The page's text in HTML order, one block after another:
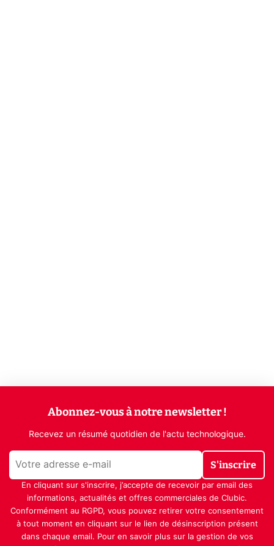
Abonnez-vous à notre newsletter !
Recevez un résumé quotidien de l'actu technologique.
S'inscrire
En cliquant sur s'inscrire, j’accepte de recevoir par email des
informations, actualités et offres commerciales de Clubic.
Conformément au RGPD, vous pouvez retirer votre consentement
à tout moment en cliquant sur le lien de désinscription présent
dans chaque email. Pour en savoir plus sur la gestion de vos